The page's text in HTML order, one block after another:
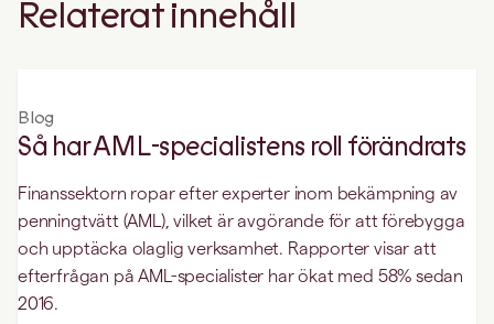
Relaterat innehåll
Blog
Så har AML-specialistens roll förändrats
Finanssektorn ropar efter experter inom bekämpning av
penningtvätt (AML), vilket är avgörande för att förebygga
och upptäcka olaglig verksamhet. Rapporter visar att
efterfrågan på AML-specialister har ökat med 58% sedan
2016.